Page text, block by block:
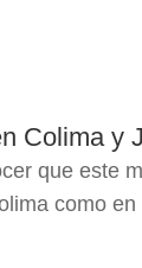
Colima y
que este
como en